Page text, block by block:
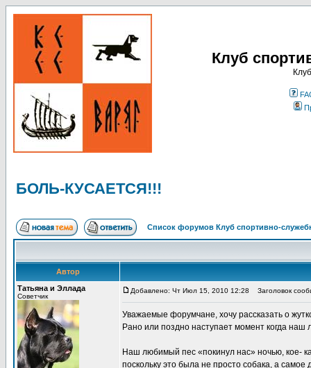
Клуб
БОЛЬ-КУСАЕТСЯ!!!
Список форумов Клуб спортивно-
Автор
Татьяна и Эллада
Советчик
Добавлено: Чт Июл 15, 2010 12:28 Заголовок
Уважаемые форумчане, хочу рассказать о
Рано или поздно наступает момент когда
Наш любимый пес «покинул нас» ночью, кое-
поскольку это была не просто собака, а